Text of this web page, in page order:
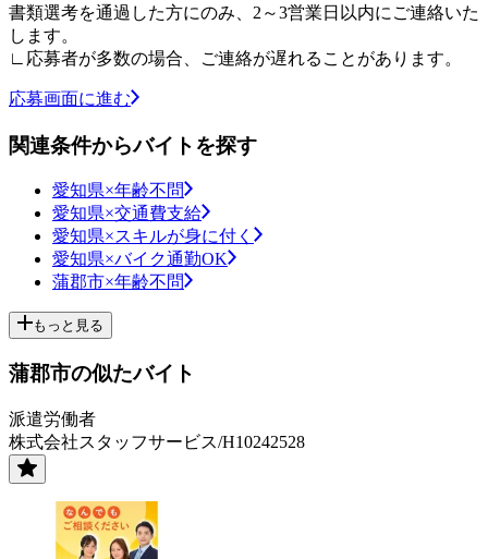
書類選考を通過した方にのみ、2～3営業日以内にご連絡いた
します。
∟応募者が多数の場合、ご連絡が遅れることがあります。
応募画面に進む
関連条件からバイトを探す
愛知県×年齢不問
愛知県×交通費支給
愛知県×スキルが身に付く
愛知県×バイク通勤OK
蒲郡市×年齢不問
もっと見る
蒲郡市の似たバイト
派遣労働者
株式会社スタッフサービス/H10242528